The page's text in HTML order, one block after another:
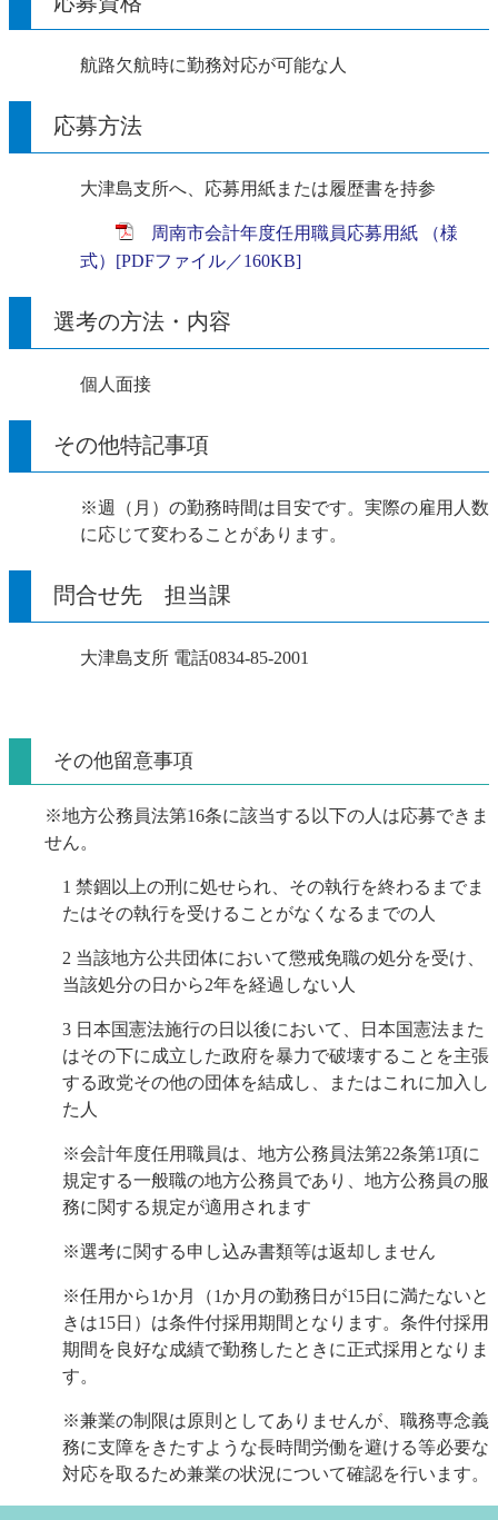
航路欠航時に勤務対応が可能な人
応募方法
大津島支所へ、応募用紙または履歴書を持参
周南市会計年度任用職員応募用紙 （様
式）[PDFファイル／160KB]
選考の方法・内容
個人面接
その他特記事項
※週（月）の勤務時間は目安です。実際の雇用人数
に応じて変わることがあります。
問合せ先 担当課
大津島支所 電話0834‐85‐2001
その他留意事項
※地方公務員法第16条に該当する以下の人は応募できま
せん。
1 禁錮以上の刑に処せられ、その執行を終わるまでま
たはその執行を受けることがなくなるまでの人
2 当該地方公共団体において懲戒免職の処分を受け、
当該処分の日から2年を経過しない人
3 日本国憲法施行の日以後において、 日本国憲法また
はその下に成立した政府を暴力で破壊することを主張
する政党その他の団体を結成し、またはこれに加入し
た人
※会計年度任用職員は、地方公務員法第22条第1項に
規定する一般職の地方公務員であり、地方公務員の服
務に関する規定が適用されます
※選考に関する申し込み書類等は返却しません
※任用から1か月（1か月の勤務日が15日に満たないと
きは15日）は条件付採用期間となります。条件付採用
期間を良好な成績で勤務したときに正式採用となりま
す。
※兼業の制限は原則としてありませんが、職務専念義
務に支障をきたすような長時間労働を避ける等必要な
対応を取るため兼業の状況について確認を行います。